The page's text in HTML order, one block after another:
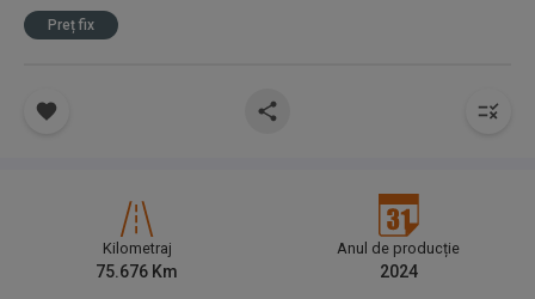
Preț fix
Kilometraj
75.676 Km
Anul de producție
2024